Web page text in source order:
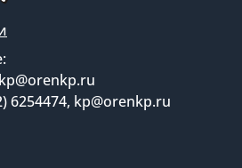
6254474, kp@orenkp.ru